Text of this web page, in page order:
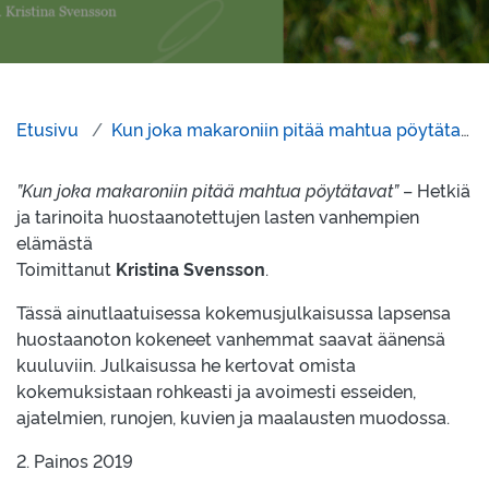
Etusivu Kun joka makaroniin pitää mahtua pöytätavat
”Kun joka makaroniin pitää mahtua pöytätavat”– Hetkiä
ja tarinoita huostaanotettujen lasten vanhempien
elämästä
Toimittanut Kristina Svensson.
Tässä ainutlaatuisessa kokemusjulkaisussa lapsensa
huostaanoton kokeneet vanhemmat saavat äänensä
kuuluviin. Julkaisussa he kertovat omista
kokemuksistaan rohkeasti ja avoimesti esseiden,
ajatelmien, runojen, kuvien ja maalausten muodossa.
2. Painos 2019